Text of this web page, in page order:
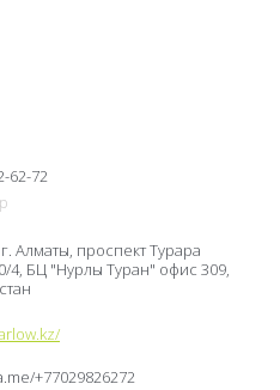
62-72
г. Алматы, проспект Турара
4, БЦ "Нурлы Туран" офис 309,
+77029826272